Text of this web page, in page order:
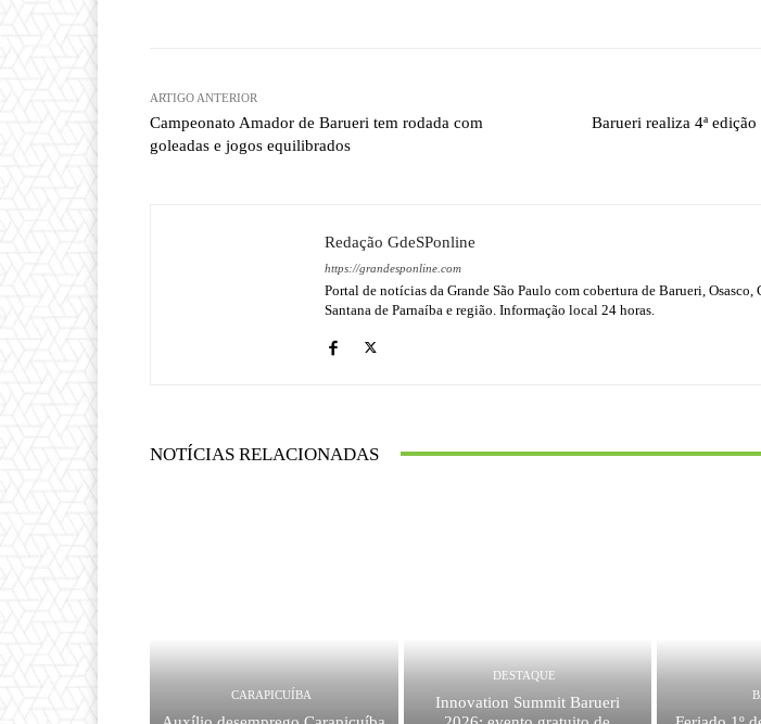
ARTIGO ANTERIOR
Campeonato Amador de Barueri tem rodada com
goleadas e jogos equilibrados
Barueri realiza 4ª
Redação GdeSPonline
https://grandesponline.com
Portal de notícias da Grande São Paulo com cobertura de Barueri, Osasco,
Santana de Parnaíba e região. Informação local 24 horas.
NOTÍCIAS RELACIONADAS
CARAPICUÍBA
DESTAQUE
Innovation Summit Barueri